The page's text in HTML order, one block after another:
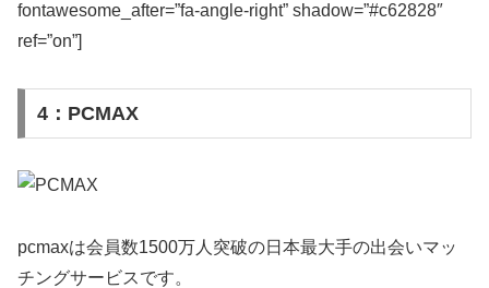
fontawesome_after=”fa-angle-right” shadow=”#c62828″
ref=”on”]
4：PCMAX
pcmaxは会員数1500万人突破の日本最大手の出会いマッ
チングサービスです。